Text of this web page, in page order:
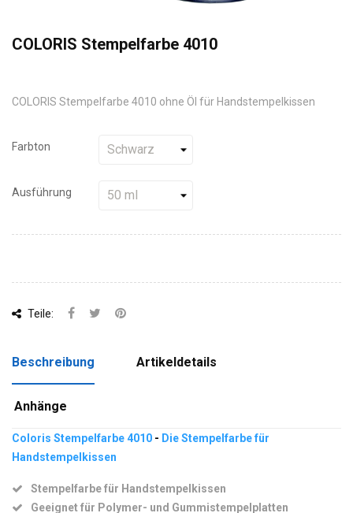
COLORIS Stempelfarbe 4010
COLORIS Stempelfarbe 4010 ohne Öl für Handstempelkissen
Farbton
Ausführung
Teile:
Beschreibung Artikeldetails
Anhänge
Coloris Stempelfarbe 4010 - Die Stempelfarbe für
Handstempelkissen
Stempelfarbe für Handstempelkissen
Geeignet für Polymer- und Gummistempelplatten